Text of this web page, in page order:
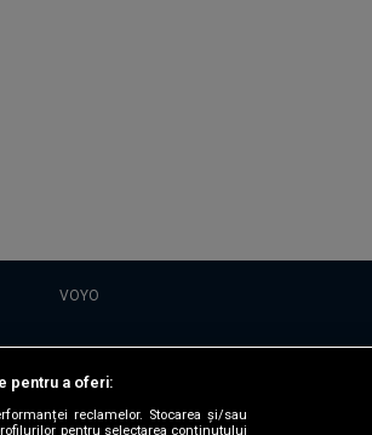
VOYO
DESPRE
Politica Confidentialitate
pentru a oferi:
reclamelor. Stocarea și/sau
pentru selectarea conținutului